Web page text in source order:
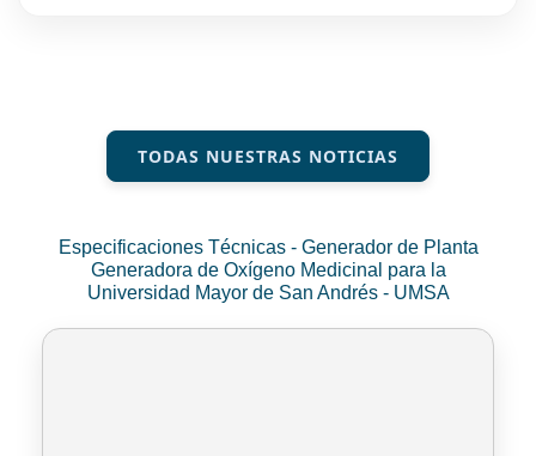
TODAS NUESTRAS NOTICIAS
Especificaciones Técnicas - Generador de Planta
Generadora de Oxígeno Medicinal para la
Universidad Mayor de San Andrés - UMSA